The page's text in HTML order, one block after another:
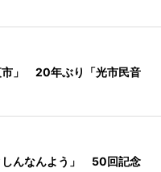
市」 20年ぶり「光市民音
しんなんよう」 50回記念